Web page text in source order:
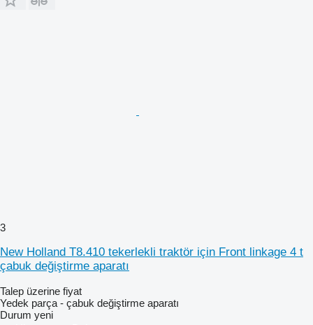
3
New Holland T8.410 tekerlekli traktör için Front linkage 4 t
çabuk değiştirme aparatı
Talep üzerine fiyat
Yedek parça - çabuk değiştirme aparatı
Durum yeni